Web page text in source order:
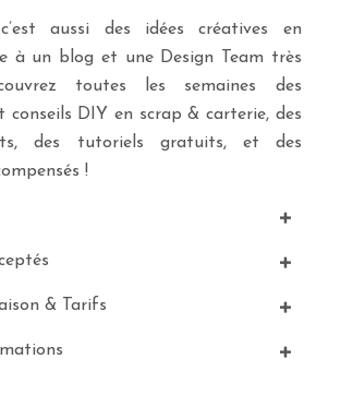
aussi des idées créatives en
à un blog et une Design Team très
toutes les semaines des
conseils DIY en scrap & carterie, des
des tutoriels gratuits, et des
!
& Tarifs